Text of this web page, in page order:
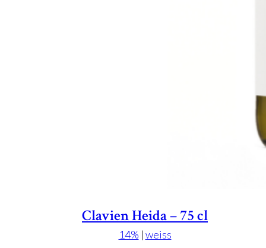
Clavien Heida – 75 cl
14% | weiss